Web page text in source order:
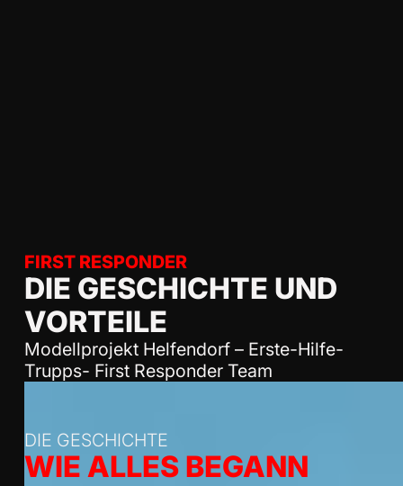
FIRST RESPONDER
DIE GESCHICHTE UND
VORTEILE
Modellprojekt Helfendorf – Erste-Hilfe-
Trupps- First Responder Team
DIE GESCHICHTE
WIE ALLES BEGANN